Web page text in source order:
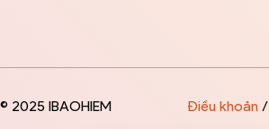
© 2025 IBAOHIEM Điều khoản/